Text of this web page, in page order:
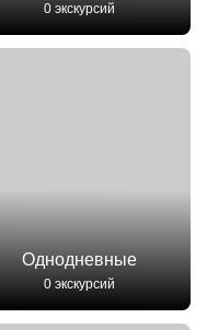
0 экскурсий
Однодневные
0 экскурсий